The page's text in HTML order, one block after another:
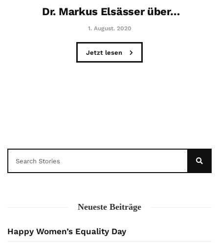
Dr. Markus Elsässer über…
1. August. 2020
Jetzt lesen
Neueste Beiträge
Happy Women’s Equality Day